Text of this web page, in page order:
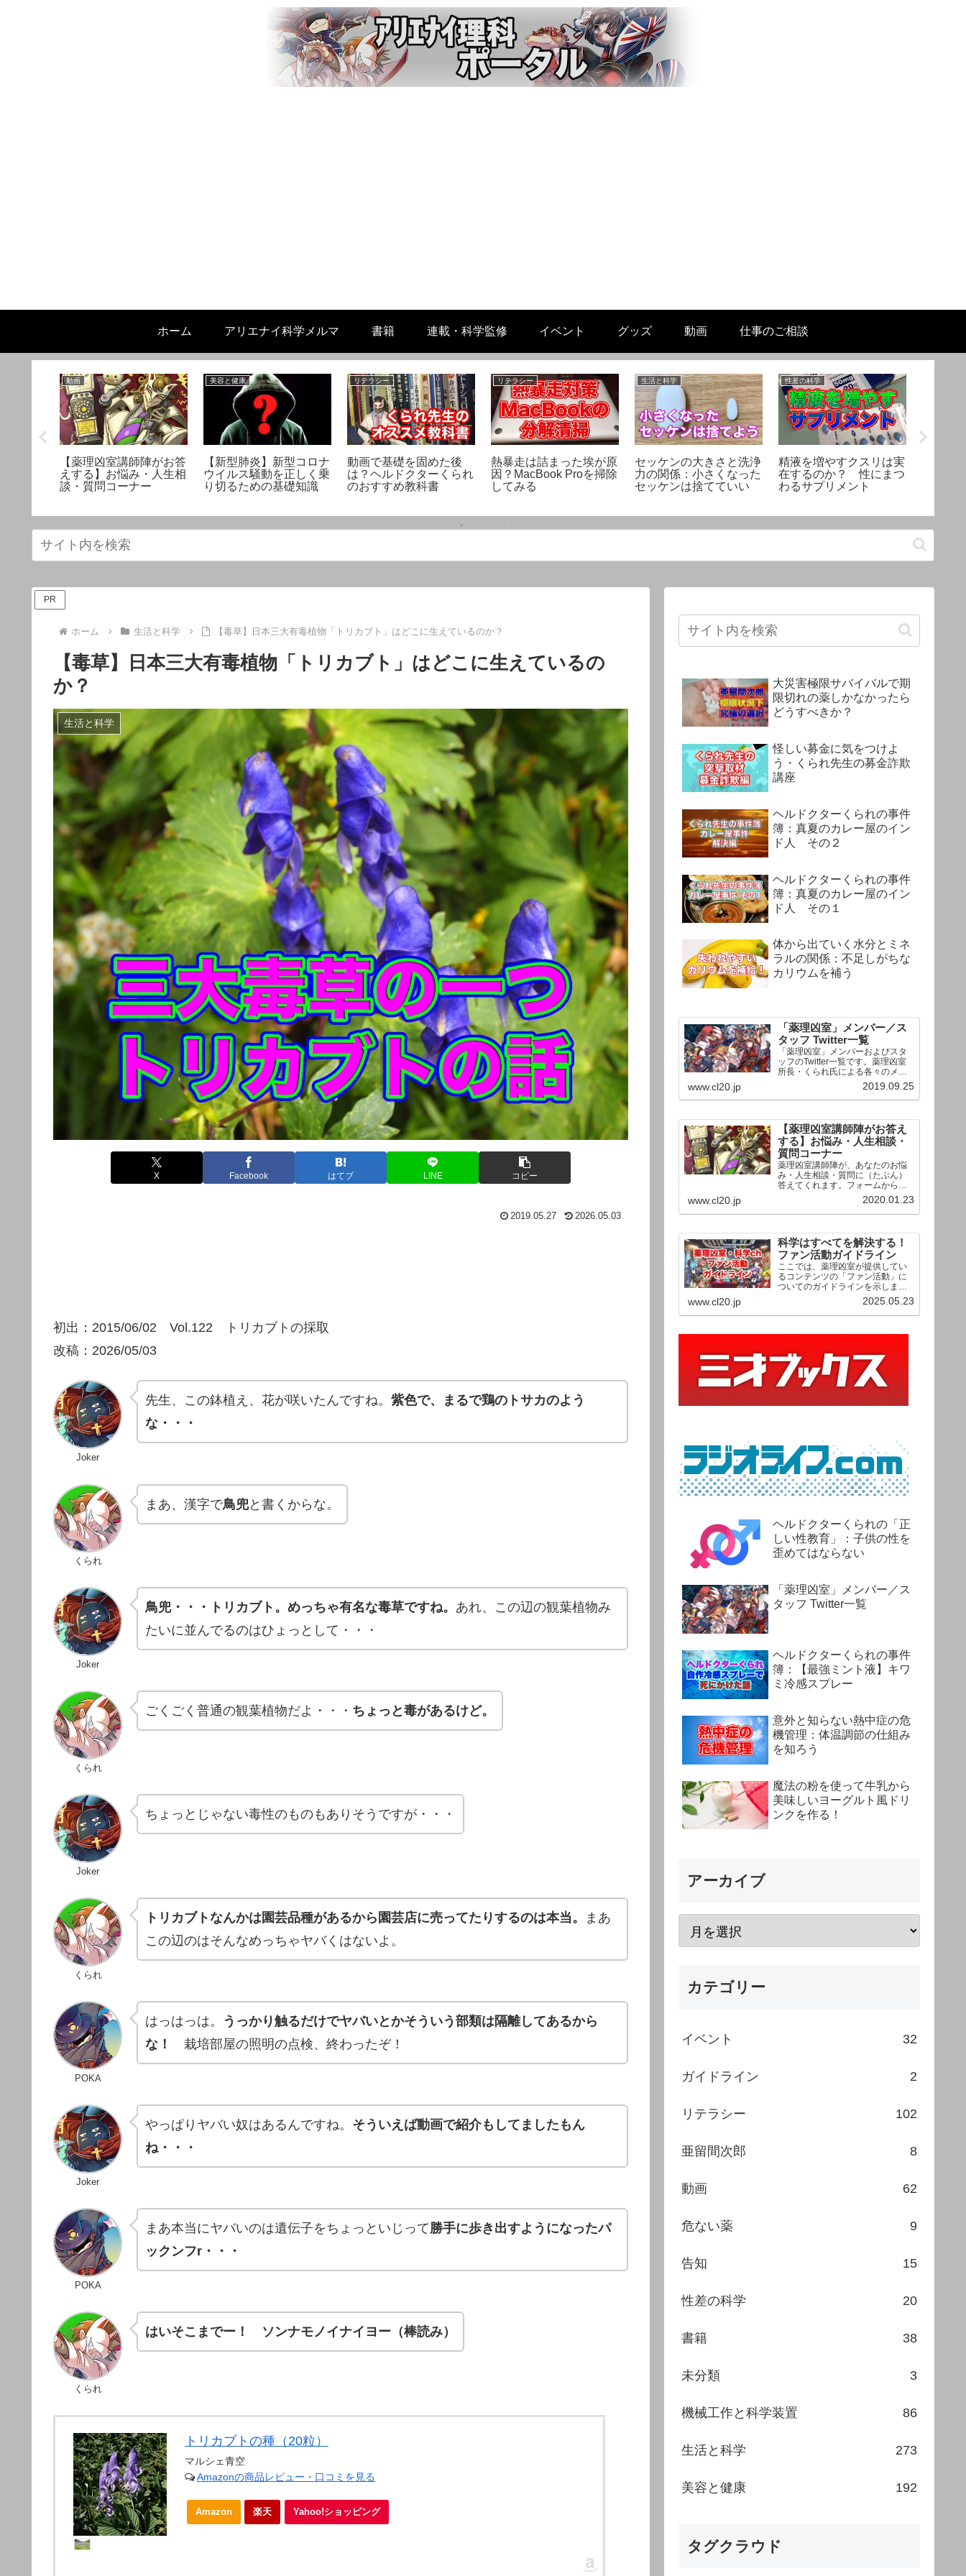
ホーム アリエナイ科学メルマ 書籍 連載・科学監修 イベント グッズ 動画 仕事のご相談
動画
【薬理凶室講師陣がお答
えする】お悩み・人生相
談・質問コーナー
美容と健康
【新型肺炎】新型コロナ
ウイルス騒動を正しく乗
り切るための基礎知識
リテラシー
動画で基礎を固めた後
は？ヘルドクターくられ
のおすすめ教科書
リテラシー
熱暴走は詰まった埃が原
因？MacBook Proを掃除
してみる
生活と科学
セッケンの大きさと洗浄
力の関係：小さくなった
セッケンは捨てていい
性差の科学
精液を増やすクスリは実
在するのか？ 性にまつ
わるサプリメント
PR
ホーム 生活と科学 【毒草】日本三大有毒植物「トリカブト」はどこに生えているのか？
【毒草】日本三大有毒植物「トリカブト」はどこに生えているの
か？
生活と科学
X Facebook はてブ LINE コピー
2019.05.27 2026.05.03
初出：2015/06/02 Vol.122 トリカブトの採取
改稿：2026/05/03
Joker
先生、この鉢植え、花が咲いたんですね。 紫色で、まるで鶏のトサカのよう
な・・・
くられ
まあ、漢字で鳥兜と書くからな。
Joker
鳥兜・・・トリカブト。めっちゃ有名な毒草ですね。 あれ、この辺の観葉植物み
たいに並んでるのはひょっとして・・・
くられ
ごくごく普通の観葉植物だよ・・・ ちょっと毒があるけど。
Joker
ちょっとじゃない毒性のものもありそうですが・・・
くられ
トリカブトなんかは園芸品種があるから園芸店に売ってたりするのは本当。
まあ
この辺のはそんなめっちゃヤバくはないよ。
POKA
はっはっは。
うっかり触るだけでヤバいとかそういう部類は隔離してあるから
な！
栽培部屋の照明の点検、終わったぞ！
Joker
やっぱりヤバい奴はあるんですね。 そういえば動画で紹介もしてましたもん
ね・・・
POKA
まあ本当にヤバいのは遺伝子をちょっといじって勝手に歩き出すようになったパ
ックンフr・・・
くられ
はいそこまでー！ ソンナモノイナイヨー（棒読み）
トリカブトの種（20粒）
マルシェ青空
Amazonの商品レビュー・口コミを見る
Amazon 楽天 Yahoo!ショッピング
大災害極限サバイバルで期
限切れの薬しかなかったら
どうすべきか？
怪しい募金に気をつけよ
う・くられ先生の募金詐欺
講座
ヘルドクターくられの事件
簿：真夏のカレー屋のイン
ド人 その２
ヘルドクターくられの事件
簿：真夏のカレー屋のイン
ド人 その１
体から出ていく水分とミネ
ラルの関係：不足しがちな
カリウムを補う
「薬理凶室」メンバー／ス
タッフ Twitter一覧
「薬理凶室」メンバーおよびスタ
ッフのTwitter一覧です。薬理凶室
所長・くられ氏による各々のメン
バーの一言紹介付き。Twitterへの
リンクの下にあるフォローボタン
を押すとそのままフォローできま
www.cl20.jp 2019.09.25
【薬理凶室講師陣がお答え
する】お悩み・人生相談・
質問コーナー
薬理凶室講師陣が、あなたのお悩
み・人生相談・質問に（たぶん）
答えてくれます。フォームからお
送りいただいた相談は、順次、動
画として公開される予定（時期未
定）！ どうぞお気軽にご質問く
www.cl20.jp 2020.01.23
科学はすべてを解決する！
ファン活動ガイドライン
ここでは、薬理凶室が提供してい
るコンテンツの「ファン活動」に
ついてのガイドラインを示しま
す。ご利用の場合は当ガイドライ
ンを遵守して頂けますよう、よろ
しくお願い申し上げます。
www.cl20.jp 2025.05.23
ヘルドクターくられの「正
しい性教育」：子供の性を
歪めてはならない
「薬理凶室」メンバー／ス
タッフ Twitter一覧
ヘルドクターくられの事件
簿：【最強ミント液】キワ
ミ冷感スプレー
意外と知らない熱中症の危
機管理：体温調節の仕組み
を知ろう
魔法の粉を使って牛乳から
美味しいヨーグルト風ドリ
ンクを作る！
アーカイブ
カテゴリー
イベント 32
ガイドライン 2
リテラシー 102
亜留間次郎 8
動画 62
危ない薬 9
告知 15
性差の科学 20
書籍 38
未分類 3
機械工作と科学装置 86
生活と科学 273
美容と健康 192
タグクラウド